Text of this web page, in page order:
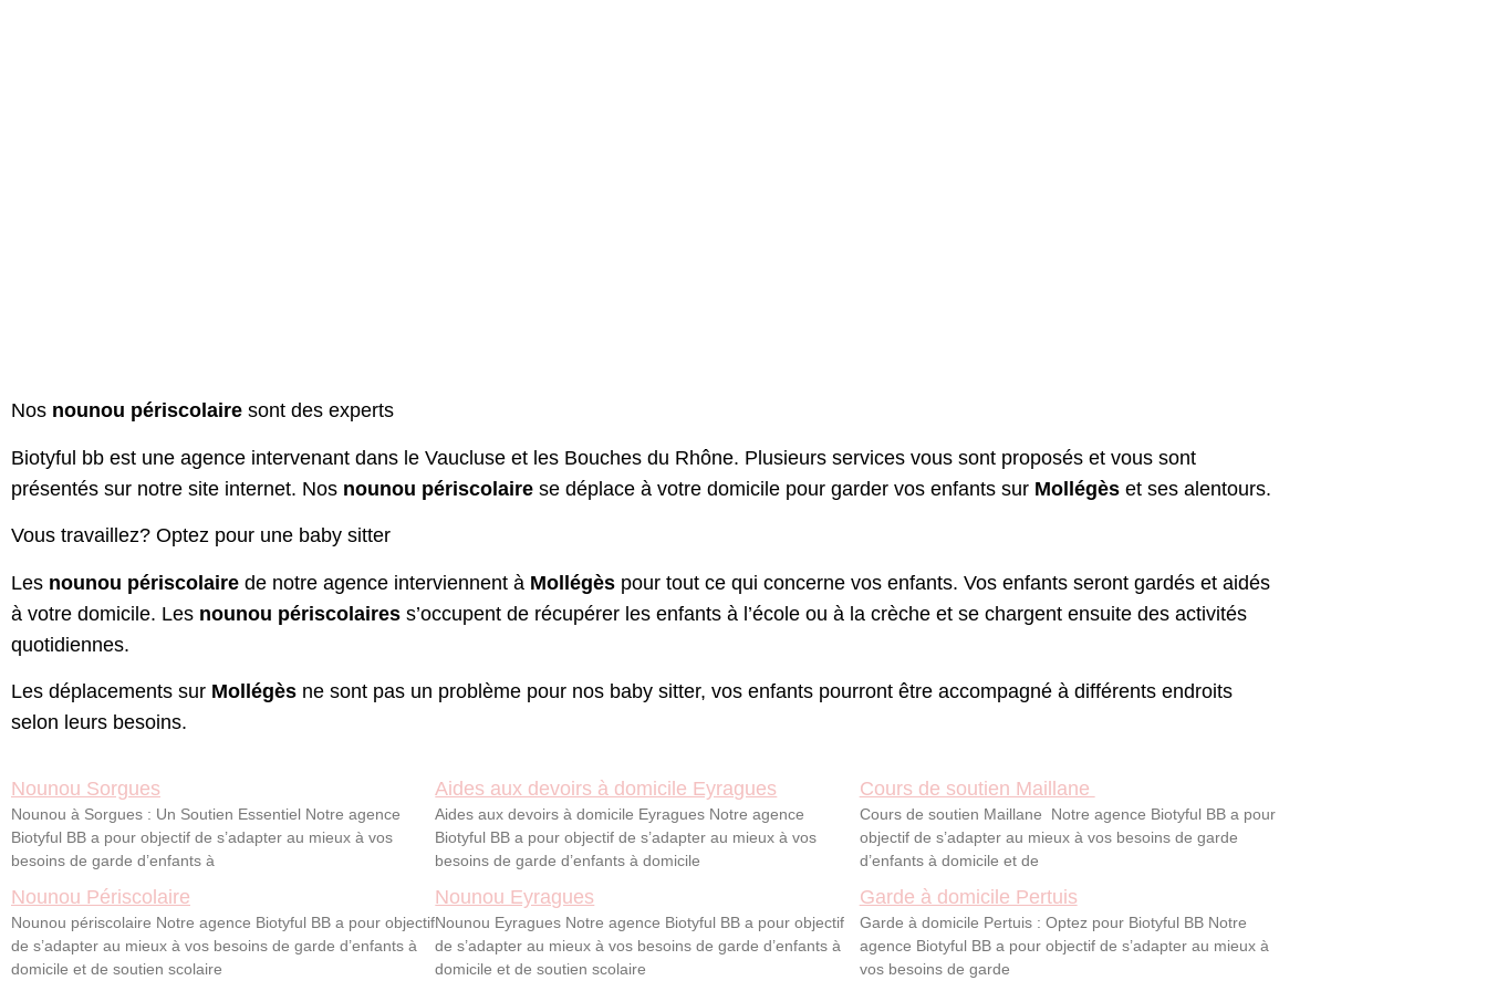
Nos nounou périscolaire sont des experts
Biotyful bb est une agence intervenant dans le Vaucluse et les Bouches du Rhône. Plusieurs services vous sont proposés et vous sont
présentés sur notre site internet. Nos nounou périscolaire se déplace à votre domicile pour garder vos enfants sur Mollégès et ses alentours.
Vous travaillez? Optez pour une baby sitter
Les nounou périscolaire de notre agence interviennent à Mollégès pour tout ce qui concerne vos enfants. Vos enfants seront gardés et aidés
à votre domicile. Les nounou périscolaires s’occupent de récupérer les enfants à l’école ou à la crèche et se chargent ensuite des activités
quotidiennes.
Les déplacements sur Mollégès ne sont pas un problème pour nos baby sitter, vos enfants pourront être accompagné à différents endroits
selon leurs besoins.
Nounou Sorgues
Nounou à Sorgues : Un Soutien Essentiel Notre agence
Biotyful BB a pour objectif de s’adapter au mieux à vos
besoins de garde d’enfants à
Aides aux devoirs à domicile Eyragues
Aides aux devoirs à domicile Eyragues Notre agence
Biotyful BB a pour objectif de s’adapter au mieux à vos
besoins de garde d’enfants à domicile
Cours de soutien Maillane
Cours de soutien Maillane Notre agence Biotyful BB a pour
objectif de s’adapter au mieux à vos besoins de garde
d’enfants à domicile et de
Nounou Périscolaire
Nounou périscolaire Notre agence Biotyful BB a pour objectif
de s’adapter au mieux à vos besoins de garde d’enfants à
domicile et de soutien scolaire
Nounou Eyragues
Nounou Eyragues Notre agence Biotyful BB a pour objectif
de s’adapter au mieux à vos besoins de garde d’enfants à
domicile et de soutien scolaire
Garde à domicile Pertuis
Garde à domicile Pertuis : Optez pour Biotyful BB Notre
agence Biotyful BB a pour objectif de s’adapter au mieux à
vos besoins de garde